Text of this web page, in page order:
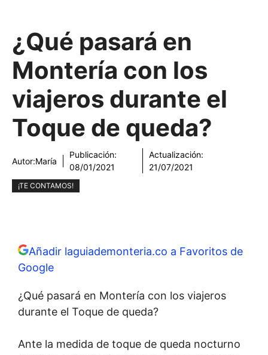
¿Qué pasará en
Montería con los
viajeros durante el
Toque de queda?
Autor:María
Publicación:
08/01/2021
Actualización:
21/07/2021
¡TE CONTAMOS!
Añadir laguiademonteria.co a Favoritos de
Google
¿Qué pasará en Montería con los viajeros
durante el Toque de queda?
Ante la medida de toque de queda nocturno